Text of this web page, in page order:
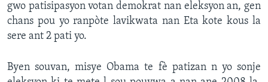
gwo patisipasyon votan demokrat nan eleksyon an, gen
chans pou yo ranpòte lavikwata nan Eta kote kous la
sere ant 2 pati yo.
Byen souvan, misye Obama te fè patizan n yo sonje